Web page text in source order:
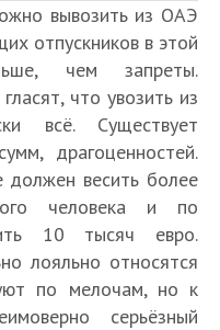
вывозить из ОАЭ
отпускников в этой
чем запреты.
что увозить из
всё. Существует
драгоценностей.
должен весить более
человека и по
10 тысяч евро.
лояльно относятся
по мелочам, но к
серьёзный